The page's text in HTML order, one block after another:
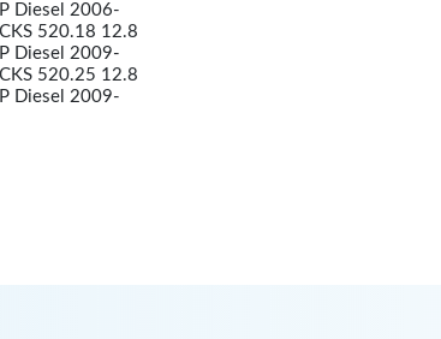
Diesel 2006-
520.18 12.8
Diesel 2009-
520.25 12.8
Diesel 2009-